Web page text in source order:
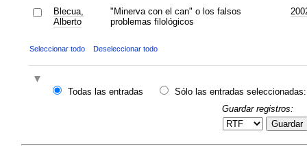
Blecua,
Alberto
"Minerva con el can" o los falsos
problemas filológicos
Seleccionar todo Deseleccionar todo
Todas las entradas
Sólo las entradas seleccionadas:
Guardar registros:
Guardar